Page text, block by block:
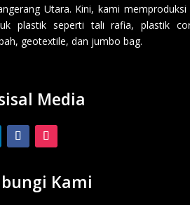
Utara. Kini, kami memproduksi
plastik seperti tali rafia, plastik
geotextile, dan jumbo bag.
Media
Kami